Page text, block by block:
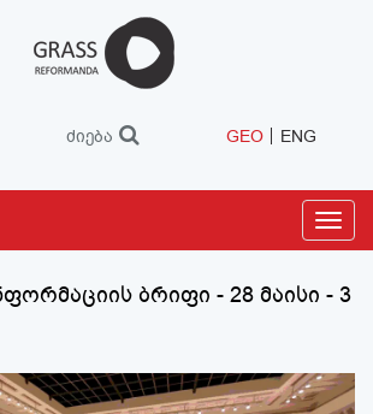
ძიება GEO ENG
ბრიფი - 28 მაისი - 3